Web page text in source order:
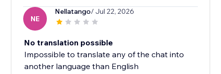
NE
Nellatango/ Jul 22, 2026
No translation possible
Impossible to translate any of the chat into
another language than English